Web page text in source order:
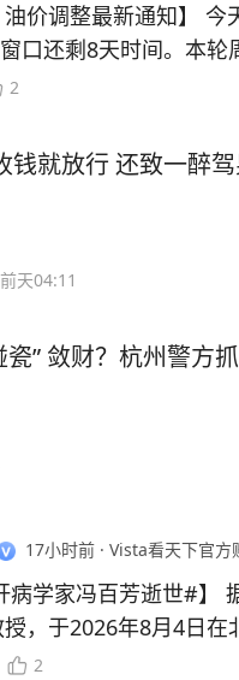
油价调整最新通知】
口还剩8天时间。本轮
/升，随后连续三个工
元/吨。折算零售价
油下跌0.32元/升，0号
下调多少，一切以发
2
钱就放行 还致一醉
前天04:11
瓷” 敛财？杭州警方
17小时前 · Vista看天下官方账号
病学家冯百芳逝世#】
，于2026年8月4日在
2